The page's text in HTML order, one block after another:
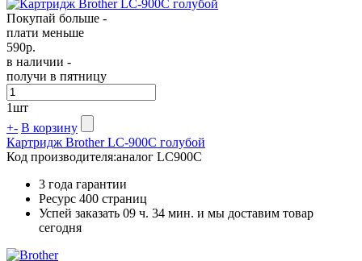
Покупай больше -
плати меньше
590р.
в наличии -
получи в пятницу
1шт
+- В корзину
Картридж Brother LC-900C голубой
Код производителя:аналог LC900C
3 года гарантии
Ресурс 400 страниц
Успей заказать 09 ч. 34 мин. и мы доставим товар
сегодня